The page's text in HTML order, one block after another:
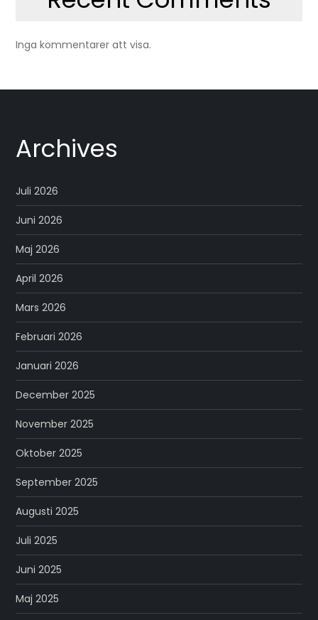
Inga kommentarer att visa.
Archives
Juli 2026
Juni 2026
Maj 2026
April 2026
Mars 2026
Februari 2026
Januari 2026
December 2025
November 2025
Oktober 2025
September 2025
Augusti 2025
Juli 2025
Juni 2025
Maj 2025